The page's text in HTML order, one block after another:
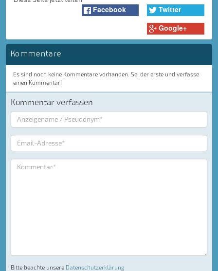
Facebook
Twitter
Google+
Kommentare
Es sind noch keine Kommentare vorhanden. Sei der erste und verfasse
einen Kommentar!
Kommentar verfassen
Bitte beachte unsere Datenschutzerklärung